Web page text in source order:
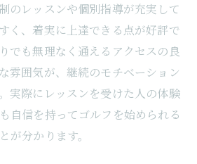
のレッスンや個別指導が充実して
く、着実に上達できる点が好評で
でも無理なく通えるアクセスの良
雰囲気が、継続のモチベーション
実際にレッスンを受けた人の体験
自信を持ってゴルフを始められる
が分かります。